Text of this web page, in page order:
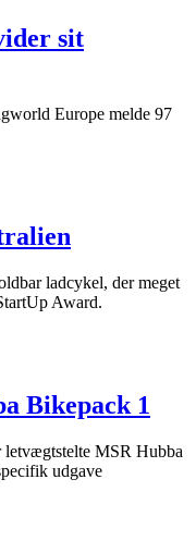
sit
Europe melde 97
ladcykel, der meget
Award.
Bikepack 1
letvægtstelte MSR Hubba
udgave